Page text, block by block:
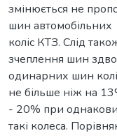
змінюється не
шин автомобільних
коліс КТЗ. Слід
зчеплення шин
одинарних шин
не більше ніж на
- 20% при
такі колеса.